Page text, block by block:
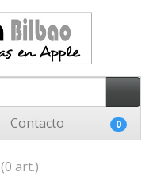
Contacto 0
(0 art.)